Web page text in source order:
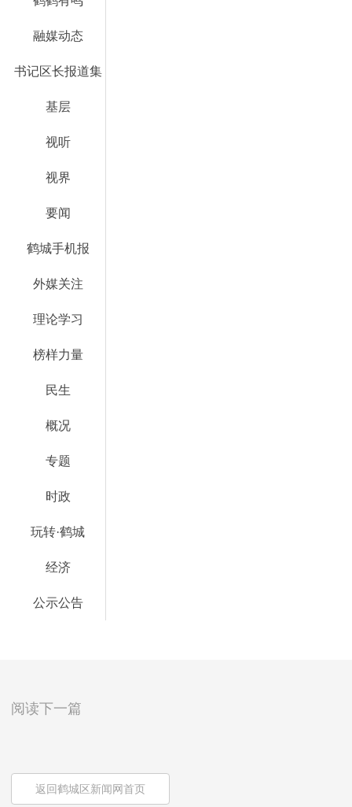
融媒动态
书记区长报道集
基层
视听
视界
要闻
鹤城手机报
外媒关注
理论学习
榜样力量
民生
概况
专题
时政
玩转·鹤城
经济
公示公告
阅读下一篇
返回鹤城区新闻网首页